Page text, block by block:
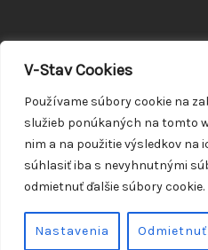
V-Stav Cookies
Používame súbory cookie na
služieb ponúkaných na tomto
nim a na použitie výsledkov na
súhlasiť iba s nevyhnutnými
odmietnuť ďalšie súbory cookie.
Nastavenia Odmietnuť